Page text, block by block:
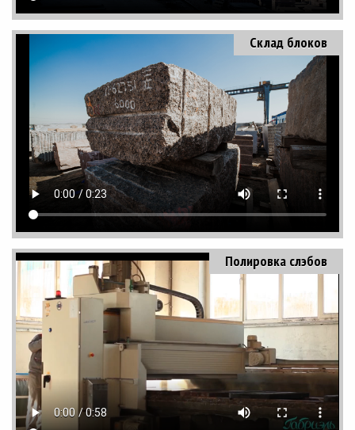
Склад блоков
Полировка слэбов